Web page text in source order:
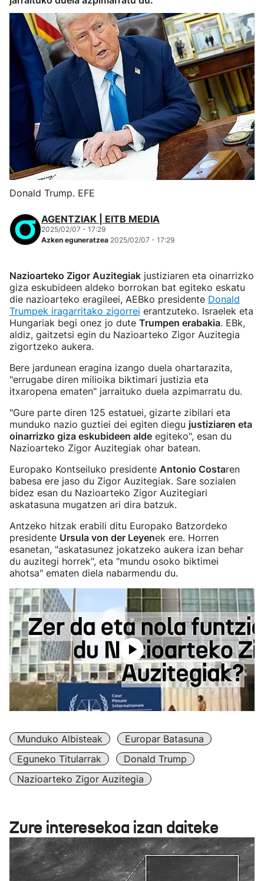
Donald Trump. EFE
AGENTZIAK | EITB MEDIA
2025/02/07 - 17:29
Azken eguneratzea 2025/02/07 - 17:29
Nazioarteko Zigor Auzitegiak justiziaren eta oinarrizko
giza eskubideen aldeko borrokan bat egiteko eskatu
die nazioarteko eragileei, AEBko presidente Donald
Trumpek iragarritako zigorrei erantzuteko. Israelek eta
Hungariak begi onez jo dute Trumpen erabakia. EBk,
aldiz, gaitzetsi egin du Nazioarteko Zigor Auzitegia
zigortzeko aukera.
Bere jardunean eragina izango duela ohartarazita,
"errugabe diren milioika biktimari justizia eta
itxaropena ematen" jarraituko duela azpimarratu du.
"Gure parte diren 125 estatuei, gizarte zibilari eta
munduko nazio guztiei dei egiten diegu justiziaren eta
oinarrizko giza eskubideen alde egiteko", esan du
Nazioarteko Zigor Auzitegiak ohar batean.
Europako Kontseiluko presidente Antonio Costaren
babesa ere jaso du Zigor Auzitegiak. Sare sozialen
bidez esan du Nazioarteko Zigor Auzitegiari
askatasuna mugatzen ari dira batzuk.
Antzeko hitzak erabili ditu Europako Batzordeko
presidente Ursula von der Leyenek ere. Horren
esanetan, "askatasunez jokatzeko aukera izan behar
du auzitegi horrek", eta "mundu osoko biktimei
ahotsa" ematen diela nabarmendu du.
Munduko Albisteak
Europar Batasuna
Eguneko Titularrak
Donald Trump
Nazioarteko Zigor Auzitegia
Zure interesekoa izan daiteke